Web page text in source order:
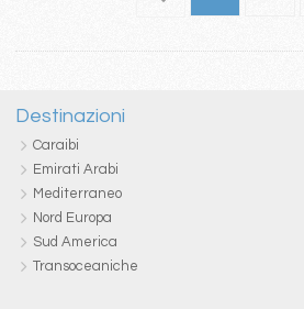
Destinazioni
Caraibi
Emirati Arabi
Mediterraneo
Nord Europa
Sud America
Transoceaniche